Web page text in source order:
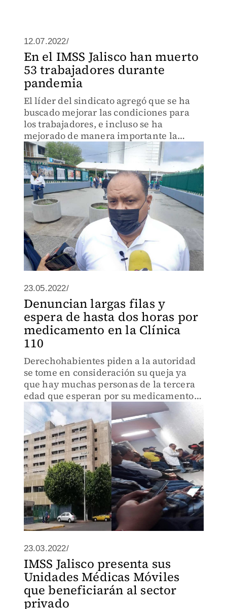
12.07.2022/
En el IMSS Jalisco han muerto
53 trabajadores durante
pandemia
El líder del sindicato agregó que se ha
buscado mejorar las condiciones para
los trabajadores, e incluso se ha
mejorado de manera importante la
dotación de medicamentos.
23.05.2022/
Denuncian largas filas y
espera de hasta dos horas por
medicamento en la Clínica
110
Derechohabientes piden a la autoridad
se tome en consideración su queja ya
que hay muchas personas de la tercera
edad que esperan por su medicamento
parados y sin atención rápida.
23.03.2022/
IMSS Jalisco presenta sus
Unidades Médicas Móviles
que beneficiarán al sector
privado